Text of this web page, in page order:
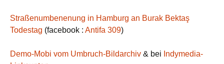
Straßenumbenenung in Hamburg an Burak Bektaş
Todestag (facebook : Antifa 309)
Demo-Mobi vom Umbruch-Bildarchiv & bei Indymedia-